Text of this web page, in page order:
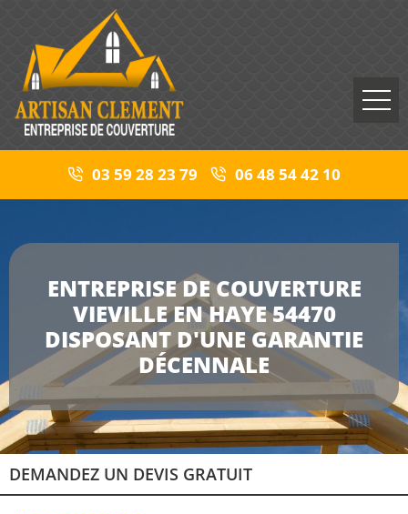
03 59 28 23 79 06 48 54 42 10
ENTREPRISE DE COUVERTURE
VIEVILLE EN HAYE 54470
DISPOSANT D'UNE GARANTIE
DÉCENNALE
DEMANDEZ UN DEVIS GRATUIT